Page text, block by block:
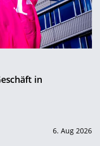
in
6. Aug 2026